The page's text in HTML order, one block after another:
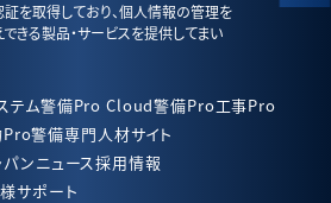
を取得しており、個人情報の管理を
きる製品・サービスを提供してまい
テム警備Pro Cloud警備Pro工事Pro
Pro警備専門人材サイト
ンニュース採用情報
サポート